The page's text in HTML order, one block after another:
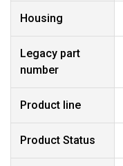
Housing
Legacy part
number
Product line
Product Status